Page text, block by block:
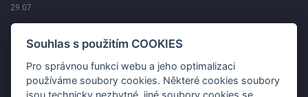
29.07
Prokop pro Vás vybírá z obslužného úseku na víkendovku tu
nejlepší cenu z letáku!
Kup špekáčky od Váhaly a vyhraj s naCOOPkou sekerku Fiskars
Souhlas s použitím COOKIES
Pro správnou funkci webu a jeho optimalizaci
používáme soubory cookies. Některé cookies soubory
jsou technicky nezbytné, jiné soubory cookies se